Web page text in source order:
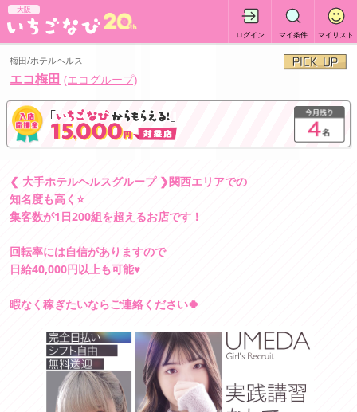
大阪
ログイン マイ条件 マイリスト
梅田/ホテルヘルス
エコ梅田 (エコグループ)
❮ 大手ホテルヘルスグループ ❯関西エリアでの
知名度も高く⭐
集客数が1日200組を超えるお店です！
回転率には自信がありますので
日給40,000円以上も可能♥️
暇なく稼ぎたいならご連絡ください🍀